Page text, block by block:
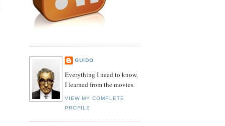
GUIDO
Everything I need to know,
I learned from the movies.
VIEW MY COMPLETE
PROFILE